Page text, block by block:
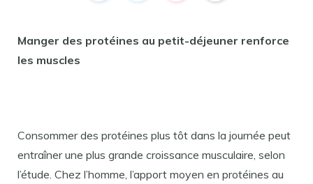
Manger des protéines au petit-déjeuner renforce
les muscles
Consommer des protéines plus tôt dans la journée peut
entraîner une plus grande croissance musculaire, selon
l’étude. Chez l’homme, l’apport moyen en protéines au